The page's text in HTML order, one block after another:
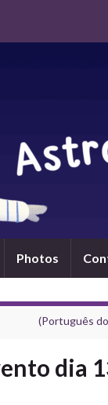
Photos
(Português
dia